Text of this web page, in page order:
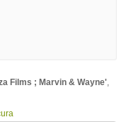
Films ; Marvin & Wayne',